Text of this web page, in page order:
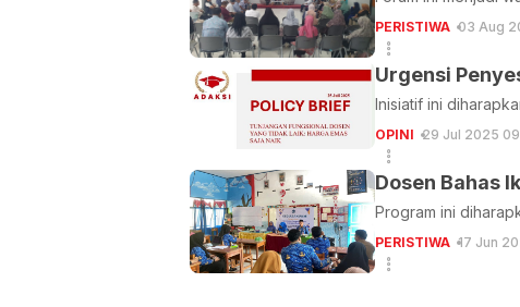
PERISTIWA 03 Aug
Urgensi
Inisiatif ini
OPINI 29 Jul 2025
Dosen Bahas
Program ini
PERISTIWA 17 Jun